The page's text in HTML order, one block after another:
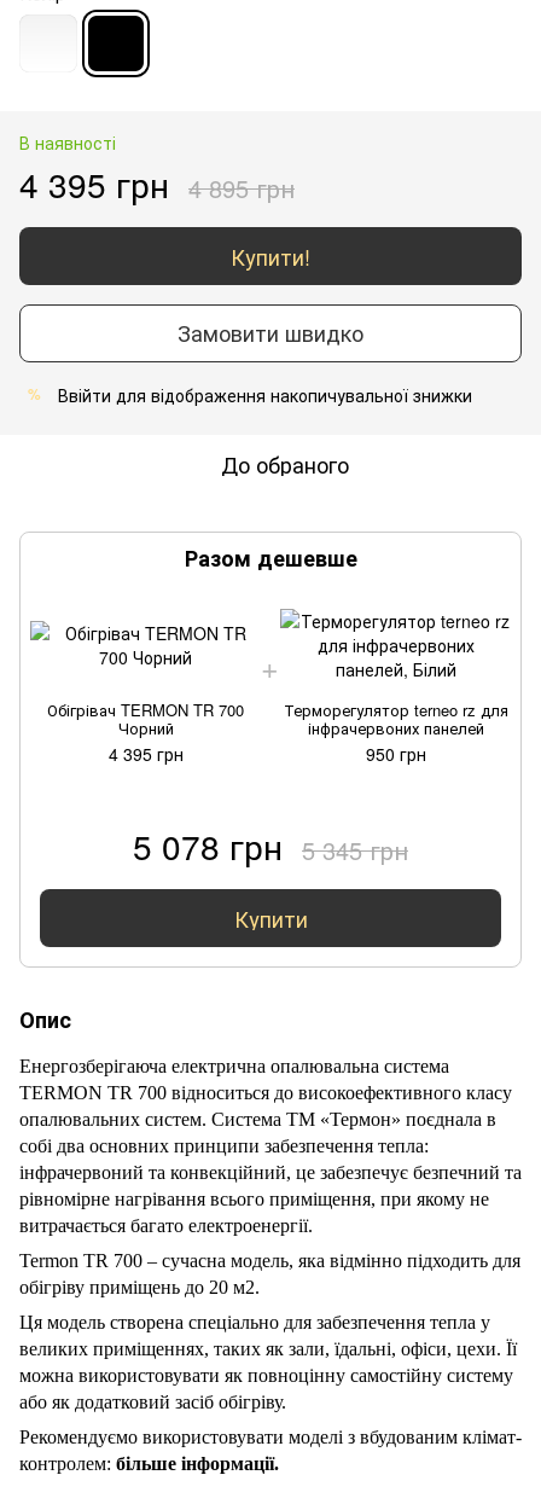
В наявності
4 395 грн 4 895 грн
Купити!
Замовити швидко
% Ввійти для відображення накопичувальної знижки
До обраного
Разом дешевше
Обігрівач TERMON TR 700
Чорний
4 395 грн
Терморегулятор terneo rz для
інфрачервоних панелей
950 грн
5 078 грн 5 345 грн
Купити
Опис
Енергозберігаюча електрична опалювальна система
TERMON TR 700 відноситься до високоефективного класу
опалювальних систем. Система ТМ «Термон» поєднала в
собі два основних принципи забезпечення тепла:
інфрачервоний та конвекційний, це забезпечує безпечний та
рівномірне нагрівання всього приміщення, при якому не
витрачається багато електроенергії.
Termon TR 700 – сучасна модель, яка відмінно підходить для
обігріву приміщень до 20 м2.
Ця модель створена спеціально для забезпечення тепла у
великих приміщеннях, таких як зали, їдальні, офіси, цехи. Її
можна використовувати як повноцінну самостійну систему
або як додатковий засіб обігріву.
Рекомендуємо використовувати моделі з вбудованим клімат-
контролем: більше інформації.